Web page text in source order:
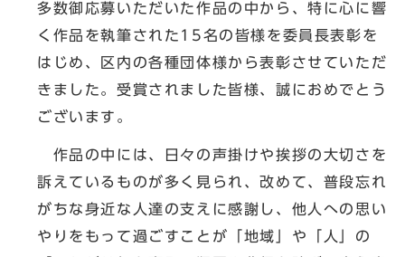
多数御応募いただいた作品の中から、特に心に響
く作品を執筆された15名の皆様を委員長表彰を
はじめ、区内の各種団体様から表彰させていただ
きました。受賞されました皆様、誠におめでとう
ございます。
作品の中には、日々の声掛けや挨拶の大切さを
訴えているものが多く見られ、改めて、普段忘れ
がちな身近な人達の支えに感謝し、他人への思い
やりをもって過ごすことが「地域」や「人」の